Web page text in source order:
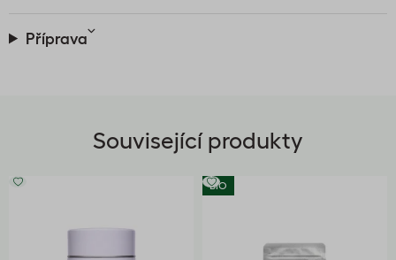
Příprava
Související produkty
BIO